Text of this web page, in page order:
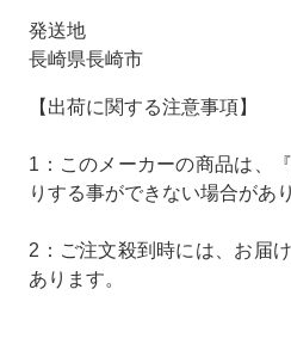
発送地
長崎県長崎市
【出荷に関する注意事項】
1：このメーカーの商品は、
りする事ができない場合があ
2：ご注文殺到時には、お届
あります。